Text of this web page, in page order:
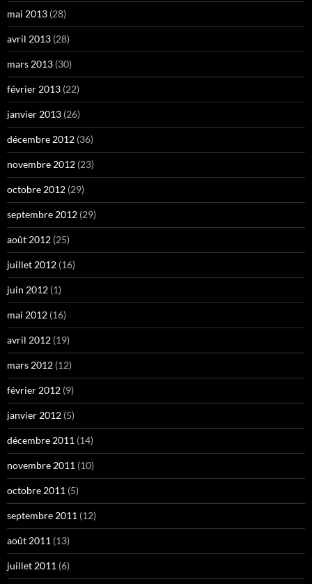
mai 2013 (28)
avril 2013 (28)
mars 2013 (30)
février 2013 (22)
janvier 2013 (26)
décembre 2012 (36)
novembre 2012 (23)
octobre 2012 (29)
septembre 2012 (29)
août 2012 (25)
juillet 2012 (16)
juin 2012 (1)
mai 2012 (16)
avril 2012 (19)
mars 2012 (12)
février 2012 (9)
janvier 2012 (5)
décembre 2011 (14)
novembre 2011 (10)
octobre 2011 (5)
septembre 2011 (12)
août 2011 (13)
juillet 2011 (6)